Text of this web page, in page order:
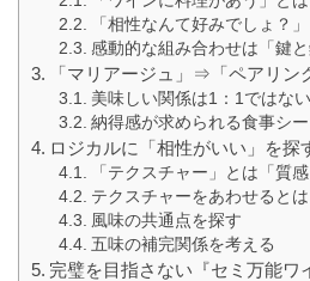
「相性なんて好みでしょ？
感動的な組み合わせは「鍵と
「マリアージュ」⇒「ペアリン
美味しい関係は1：1ではない
納得感が求められる食事シー
ロジカルに「相性がいい」を探
「テクスチャー」とは「質
テクスチャーをあわせるとは
風味の共通点を探す
五味の補完関係を考える
完璧を目指さない『セミ万能ワ